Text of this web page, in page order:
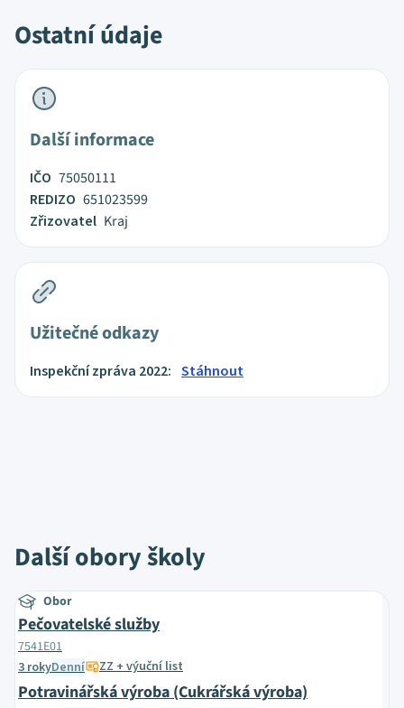
Ostatní údaje
Další informace
IČO 75050111
REDIZO 651023599
Zřizovatel Kraj
Užitečné odkazy
Inspekční zpráva 2022: Stáhnout
Další obory školy
Obor
Pečovatelské služby
7541E01
3 rokyDenní ZZ + výuční list
Potravinářská výroba (Cukrářská výroba)